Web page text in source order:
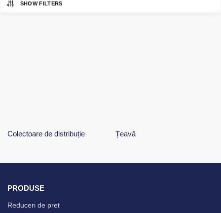
SHOW FILTERS
Colectoare de distribuție Țeavă
PRODUSE
Reduceri de pret